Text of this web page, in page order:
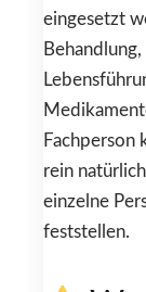
eingesetzt
rein
einzelne
feststellen.